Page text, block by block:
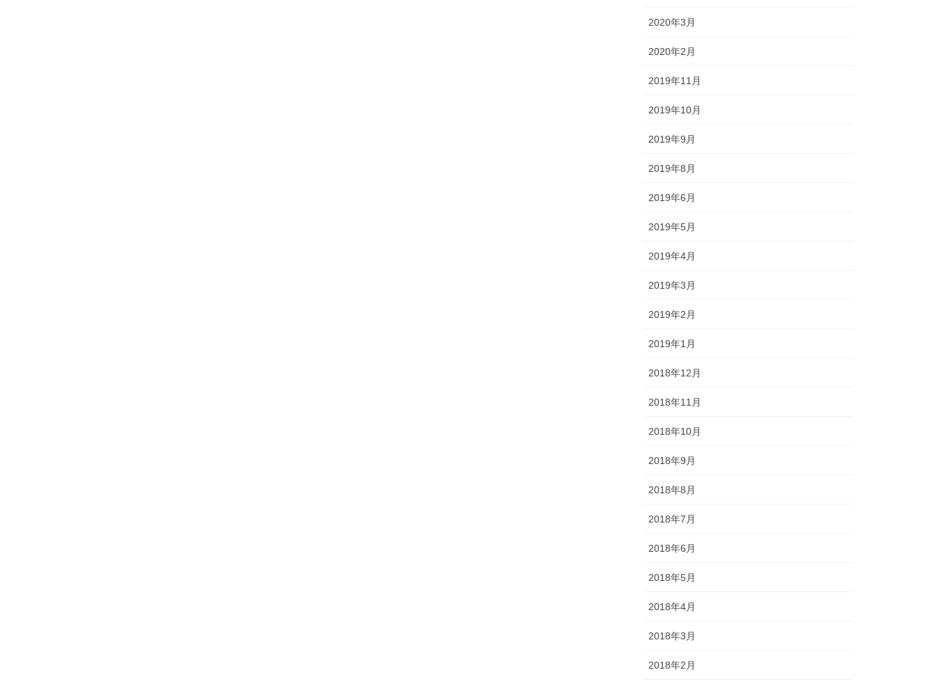
2020年3月
2020年2月
2019年11月
2019年10月
2019年9月
2019年8月
2019年6月
2019年5月
2019年4月
2019年3月
2019年2月
2019年1月
2018年12月
2018年11月
2018年10月
2018年9月
2018年8月
2018年7月
2018年6月
2018年5月
2018年4月
2018年3月
2018年2月